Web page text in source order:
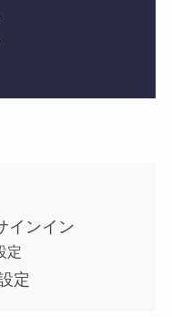
インイン
定
定